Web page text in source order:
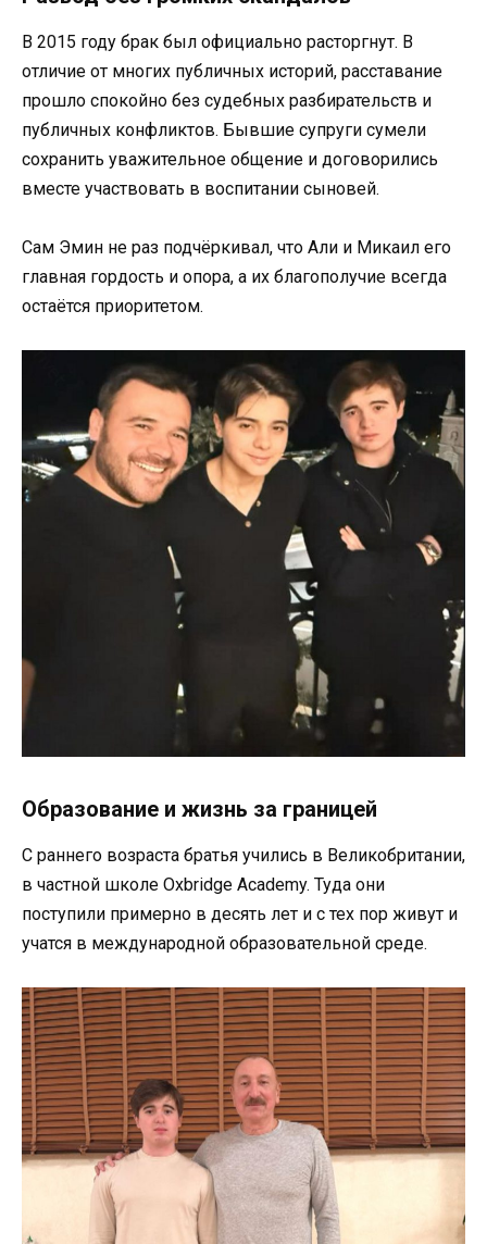
В 2015 году брак был официально расторгнут. В
отличие от многих публичных историй, расставание
прошло спокойно без судебных разбирательств и
публичных конфликтов. Бывшие супруги сумели
сохранить уважительное общение и договорились
вместе участвовать в воспитании сыновей.
Сам Эмин не раз подчёркивал, что Али и Микаил его
главная гордость и опора, а их благополучие всегда
остаётся приоритетом.
Образование и жизнь за границей
С раннего возраста братья учились в Великобритании,
в частной школе Oxbridge Academy. Туда они
поступили примерно в десять лет и с тех пор живут и
учатся в международной образовательной среде.